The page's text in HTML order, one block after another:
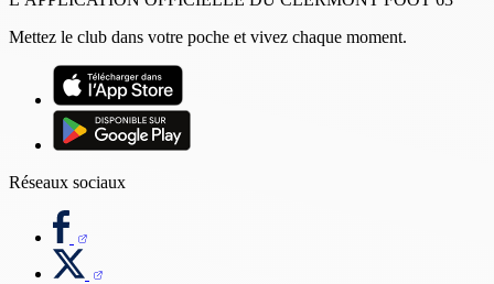
Mettez le club dans votre poche et vivez chaque moment.
Réseaux sociaux